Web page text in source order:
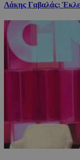
Λάκης Γαβαλάς: